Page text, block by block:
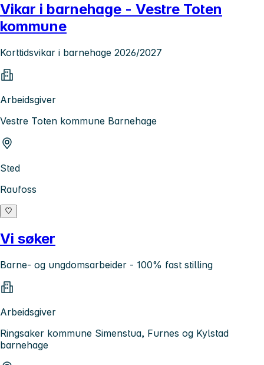
Vikar i barnehage - Vestre Toten
kommune
Korttidsvikar i barnehage 2026/2027
Arbeidsgiver
Vestre Toten kommune Barnehage
Sted
Raufoss
Vi søker
Barne- og ungdomsarbeider - 100% fast stilling
Arbeidsgiver
Ringsaker kommune Simenstua, Furnes og Kylstad
barnehage